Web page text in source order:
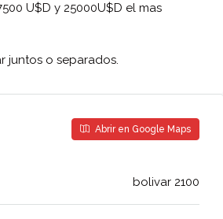
U$D y 25000U$D el mas
juntos o separados.
Abrir en Google Maps
bolivar 2100